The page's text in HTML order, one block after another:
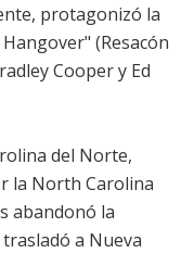
protagonizó la
(Resacón
Cooper y Ed
del Norte,
la North Carolina
abandonó la
a Nueva